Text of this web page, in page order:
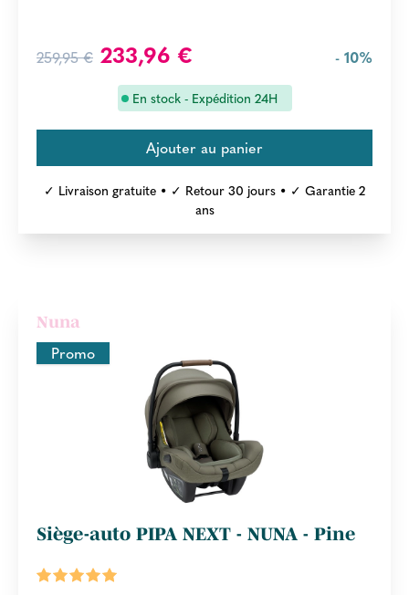
259,95 € 233,96 € - 10%
En stock - Expédition 24H
✓ Livraison gratuite • ✓ Retour 30 jours • ✓ Garantie 2
ans
Nuna
Promo
Siège-auto PIPA NEXT - NUNA - Pine